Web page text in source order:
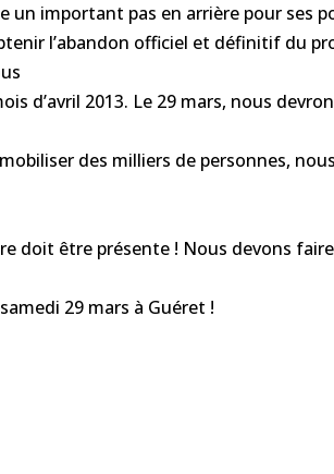
important pas en arrière pour ses
l’abandon officiel et définitif du
d’avril 2013. Le 29 mars, nous
des milliers de personnes,
doit être présente ! Nous devons
29 mars à Guéret !